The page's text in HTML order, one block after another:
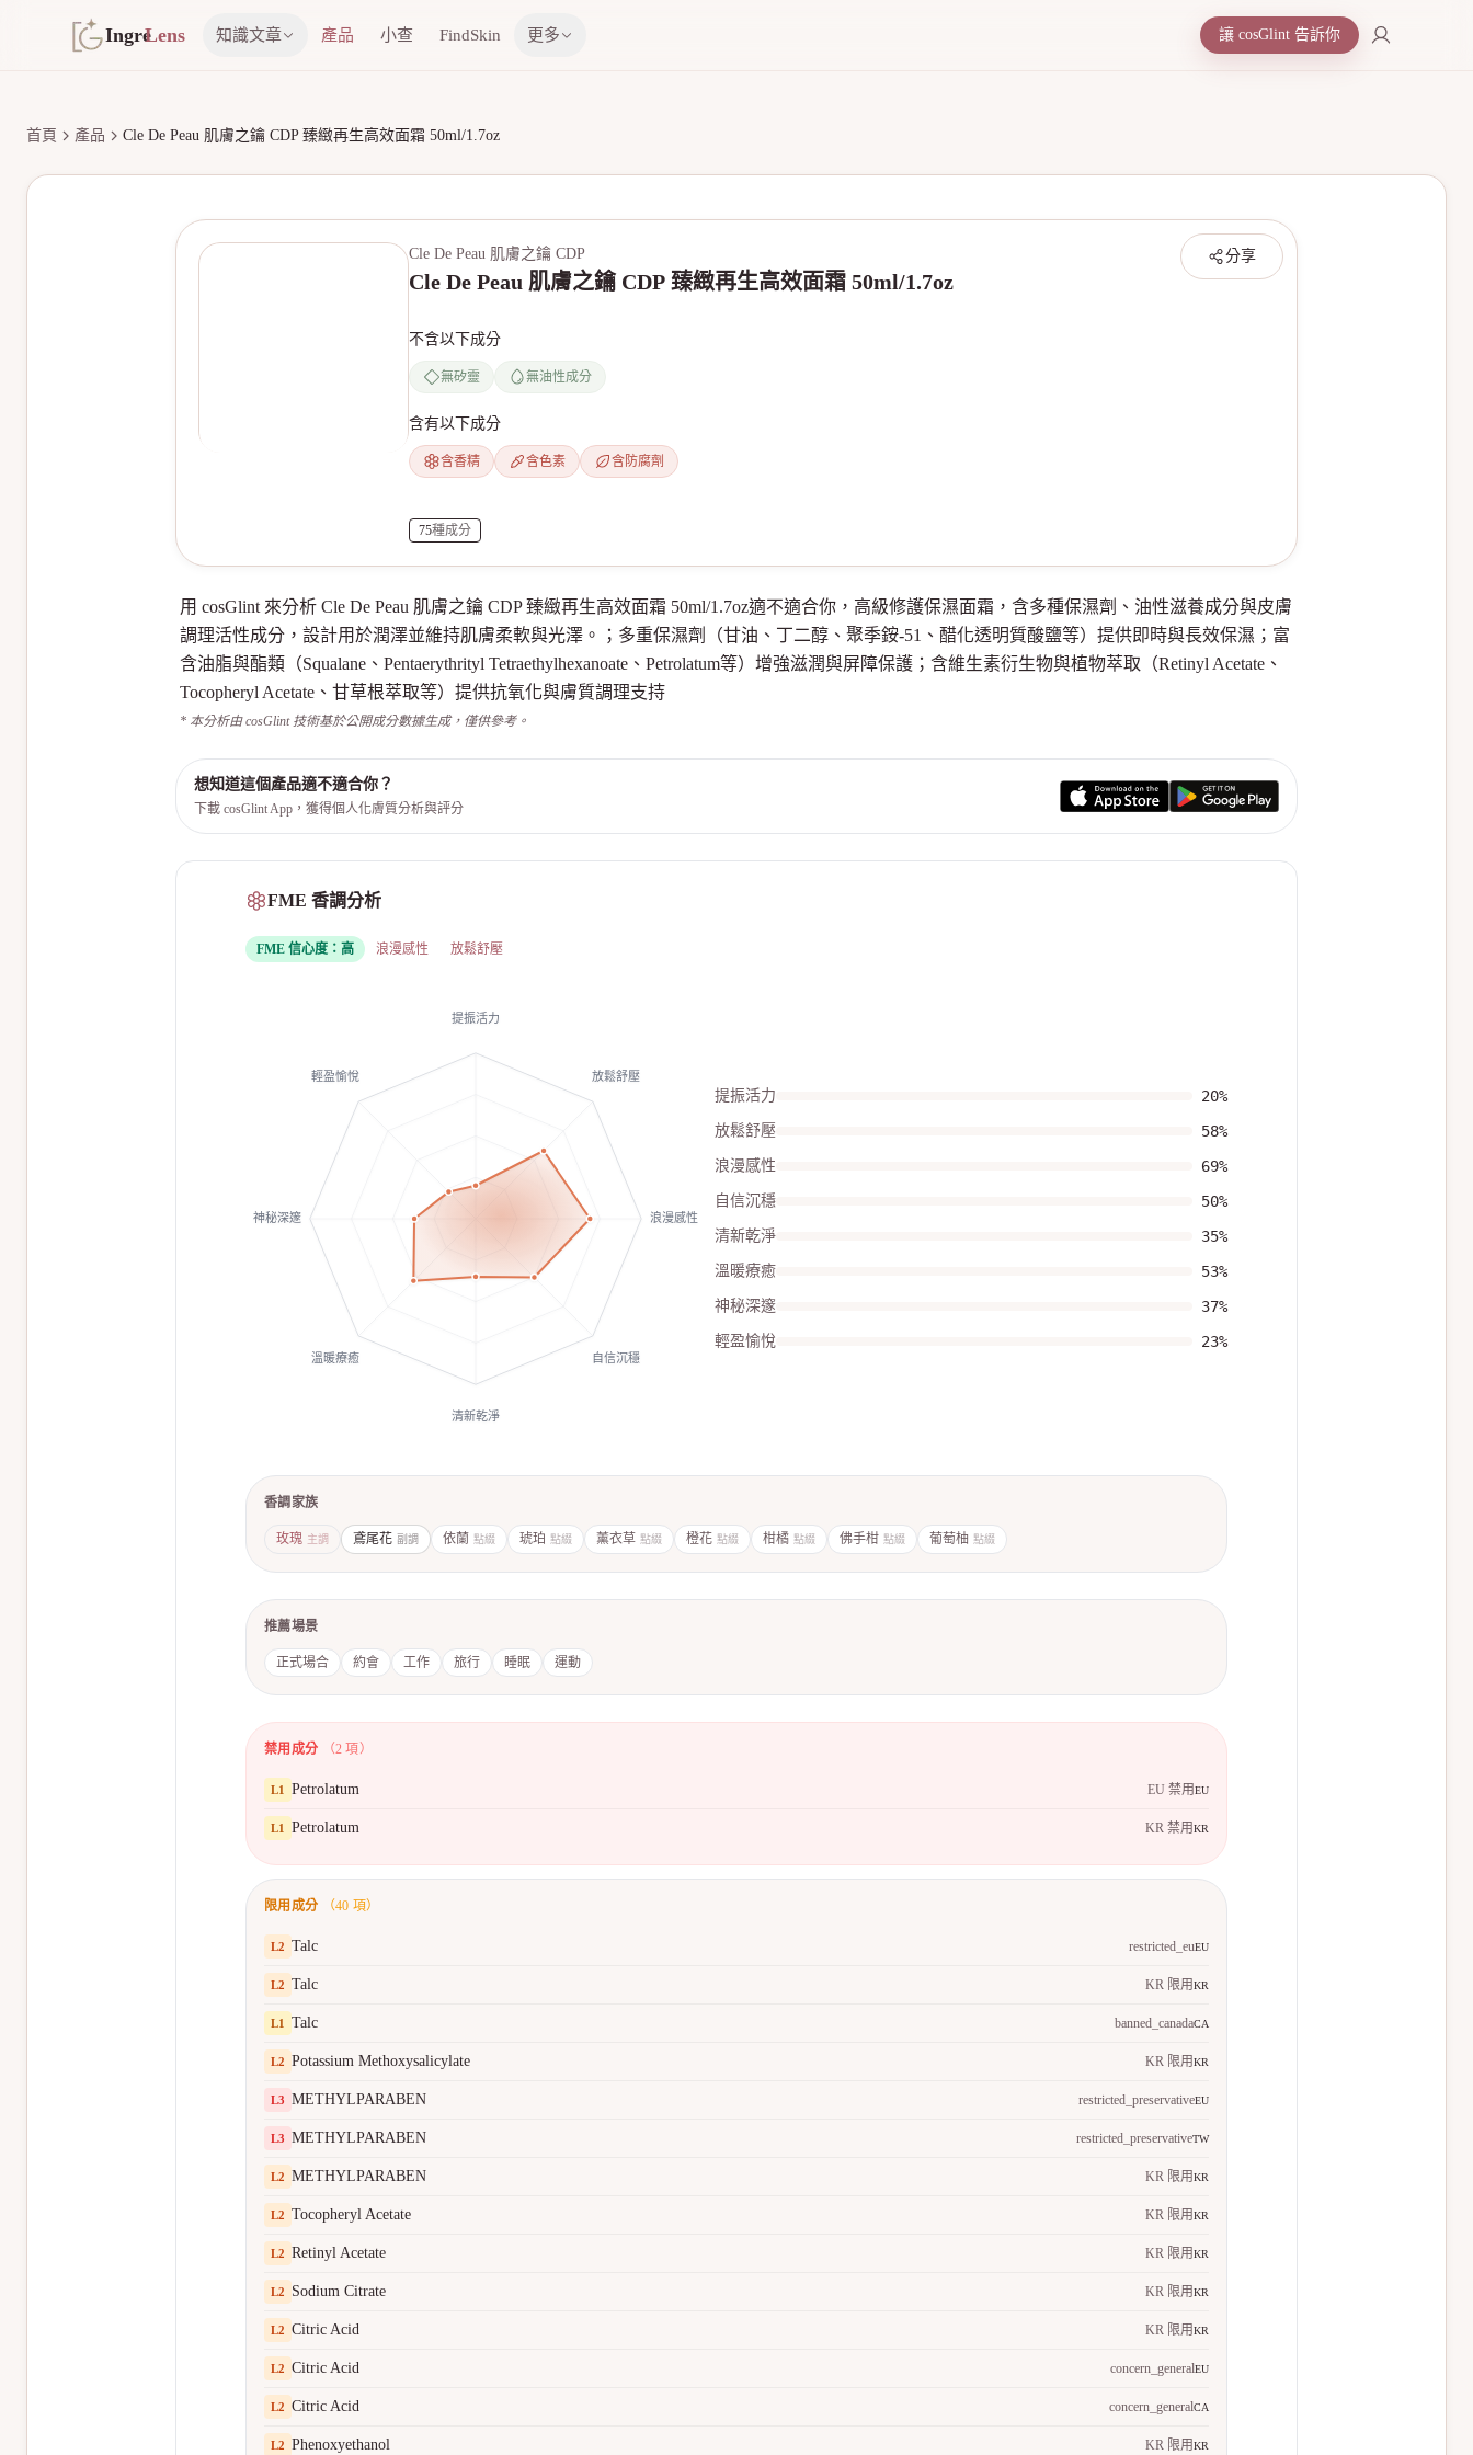
IngreLens 知識文章 產品 小查 FindSkin 更多 讓 cosGlint 告訴你
首頁 產品 Cle De Peau 肌膚之鑰 CDP 臻緻再生高效面霜 50ml/1.7oz
分享
Cle De Peau 肌膚之鑰 CDP
Cle De Peau 肌膚之鑰 CDP 臻緻再生高效面霜 50ml/1.7oz
不含以下成分
無矽靈 無油性成分
含有以下成分
含香精 含色素 含防腐劑
75種成分
用 cosGlint 來分析 Cle De Peau 肌膚之鑰 CDP 臻緻再生高效面霜 50ml/1.7oz適不適合你，高級修護保濕面霜，含多種保濕劑、油性滋養成分與皮膚
調理活性成分，設計用於潤澤並維持肌膚柔軟與光澤。；多重保濕劑（甘油、丁二醇、聚季銨-51、醋化透明質酸鹽等）提供即時與長效保濕；富
含油脂與酯類（Squalane、Pentaerythrityl Tetraethylhexanoate、Petrolatum等）增強滋潤與屏障保護；含維生素衍生物與植物萃取（Retinyl Acetate、
Tocopheryl Acetate、甘草根萃取等）提供抗氧化與膚質調理支持
* 本分析由 cosGlint 技術基於公開成分數據生成，僅供參考。
想知道這個產品適不適合你？
下載 cosGlint App，獲得個人化膚質分析與評分
FME 香調分析
FME 信心度： 高 浪漫感性 放鬆舒壓
提振活力
放鬆舒壓
浪漫感性
自信沉穩
清新乾淨
溫暖療癒
神秘深邃
輕盈愉悅
提振活力 20%
放鬆舒壓 58%
浪漫感性 69%
自信沉穩 50%
清新乾淨 35%
溫暖療癒 53%
神秘深邃 37%
輕盈愉悅 23%
香調家族
玫瑰 主調 鳶尾花 副調 依蘭 點綴 琥珀 點綴 薰衣草 點綴 橙花 點綴 柑橘 點綴 佛手柑 點綴 葡萄柚 點綴
推薦場景
正式場合 約會 工作 旅行 睡眠 運動
禁用成分 （2 項）
L1 Petrolatum EU 禁用EU
L1 Petrolatum KR 禁用KR
限用成分 （40 項）
L2 Talc restricted_euEU
L2 Talc KR 限用KR
L1 Talc banned_canadaCA
L2 Potassium Methoxysalicylate KR 限用KR
L3 METHYLPARABEN restricted_preservativeEU
L3 METHYLPARABEN restricted_preservativeTW
L2 METHYLPARABEN KR 限用KR
L2 Tocopheryl Acetate KR 限用KR
L2 Retinyl Acetate KR 限用KR
L2 Sodium Citrate KR 限用KR
L2 Citric Acid KR 限用KR
L2 Citric Acid concern_generalEU
L2 Citric Acid concern_generalCA
L2 Phenoxyethanol KR 限用KR